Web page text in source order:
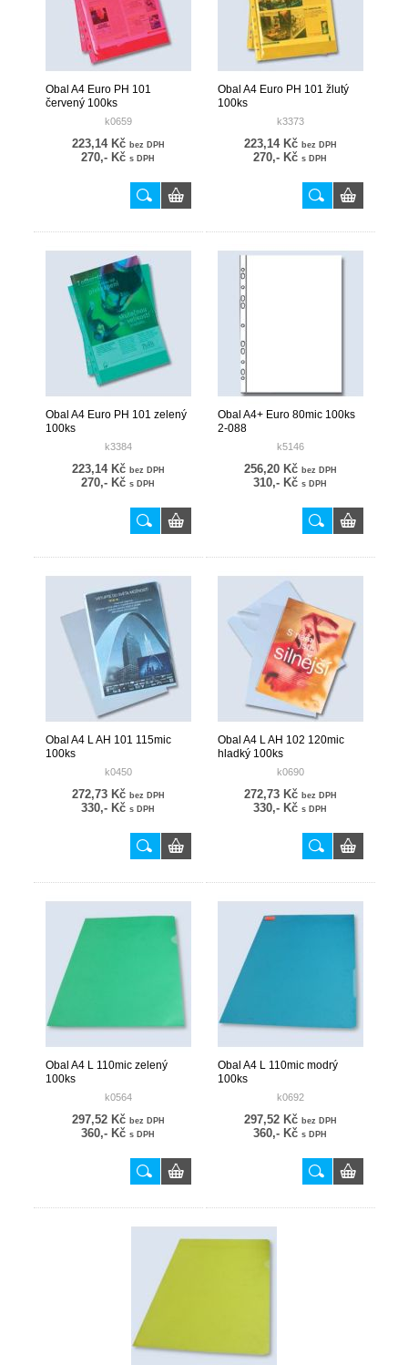
Obal A4 Euro PH 101
červený 100ks
k0659
223,14 Kč bez DPH
270,- Kč s DPH
Obal A4 Euro PH 101 žlutý
100ks
k3373
223,14 Kč bez DPH
270,- Kč s DPH
Obal A4 Euro PH 101 zelený
100ks
k3384
223,14 Kč bez DPH
270,- Kč s DPH
Obal A4+ Euro 80mic 100ks
2-088
k5146
256,20 Kč bez DPH
310,- Kč s DPH
Obal A4 L AH 101 115mic
100ks
k0450
272,73 Kč bez DPH
330,- Kč s DPH
Obal A4 L AH 102 120mic
hladký 100ks
k0690
272,73 Kč bez DPH
330,- Kč s DPH
Obal A4 L 110mic zelený
100ks
k0564
297,52 Kč bez DPH
360,- Kč s DPH
Obal A4 L 110mic modrý
100ks
k0692
297,52 Kč bez DPH
360,- Kč s DPH